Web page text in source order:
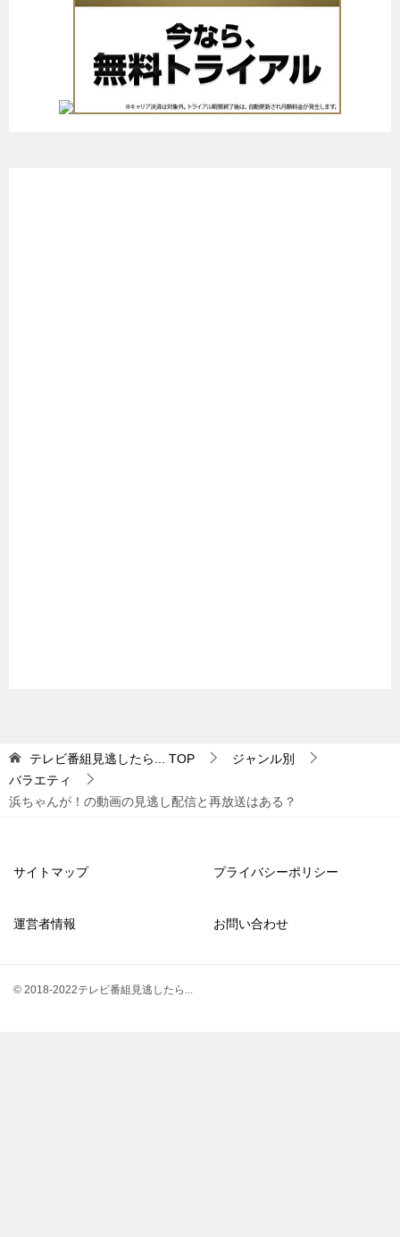
テレビ番組見逃したら... TOP
ジャンル別
バラエティ
浜ちゃんが！の動画の見逃し配信と再放送はある？
サイトマップ プライバシーポリシー
運営者情報 お問い合わせ
© 2018-2022テレビ番組見逃したら...